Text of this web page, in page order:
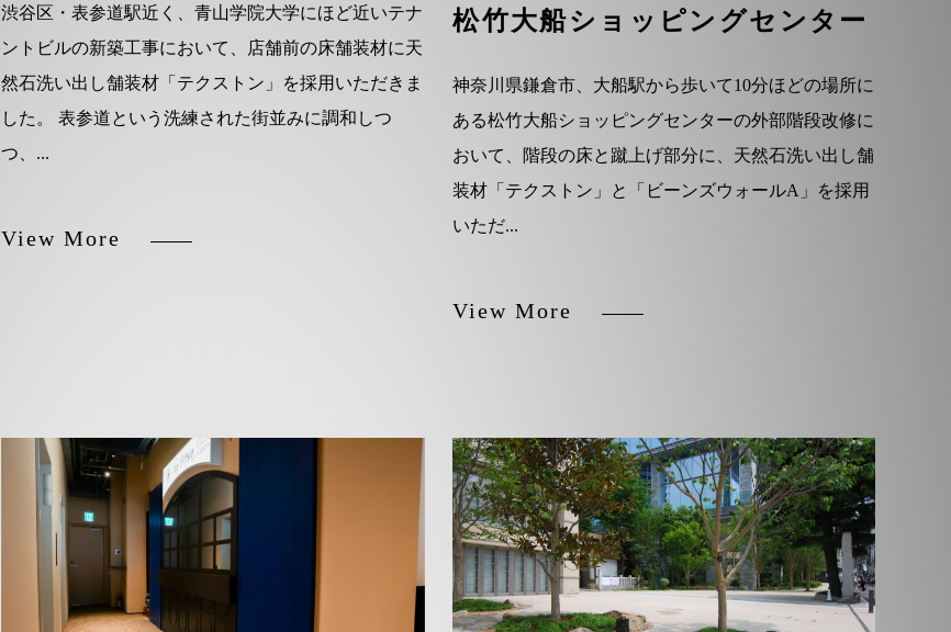
渋谷区・表参道駅近く、青山学院大学にほど近いテナ
ントビルの新築工事において、店舗前の床舗装材に天
然石洗い出し舗装材「テクストン」を採用いただきま
した。 表参道という洗練された街並みに調和しつ
つ、...
View More
松竹大船ショッピングセンター
神奈川県鎌倉市、大船駅から歩いて10分ほどの場所に
ある松竹大船ショッピングセンターの外部階段改修に
おいて、階段の床と蹴上げ部分に、天然石洗い出し舗
装材「テクストン」と「ビーンズウォールA」を採用
いただ...
View More